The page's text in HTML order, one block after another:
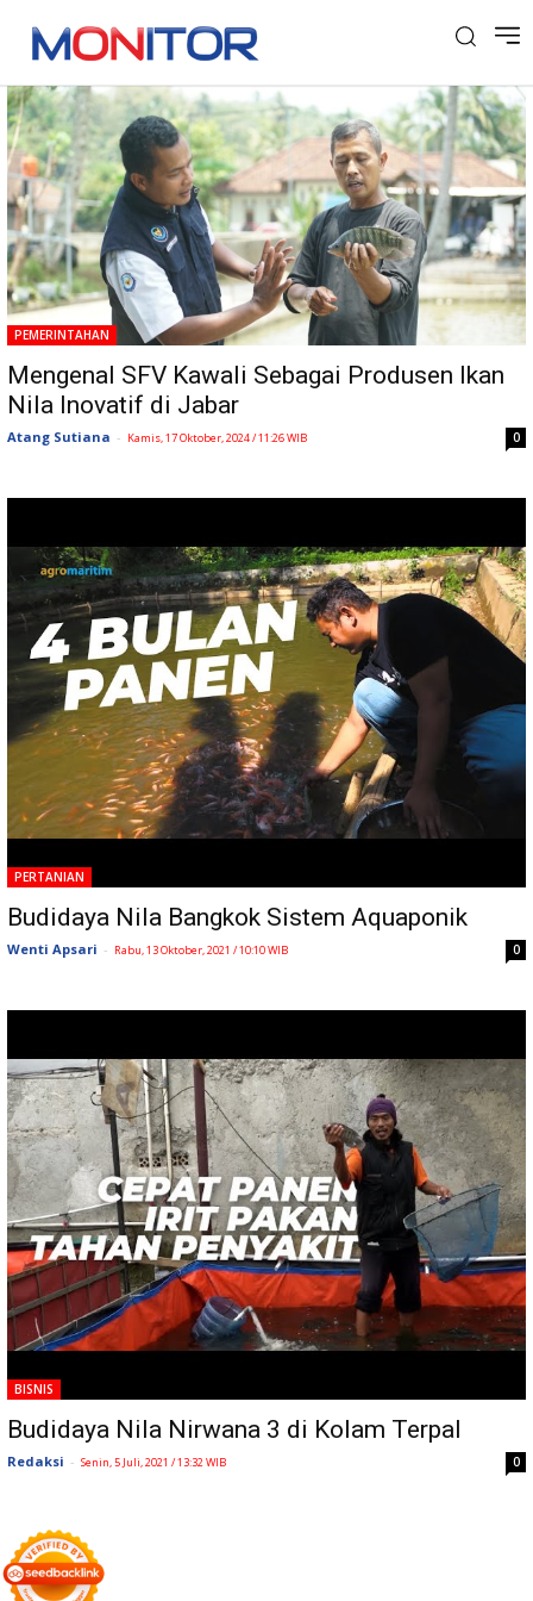
Tag: Ikan Nila
PEMERINTAHAN
Mengenal SFV Kawali Sebagai Produsen Ikan
Nila Inovatif di Jabar
Atang Sutiana - Kamis, 17 Oktober, 2024 / 11:26 WIB 0
PERTANIAN
Budidaya Nila Bangkok Sistem Aquaponik
Wenti Apsari - Rabu, 13 Oktober, 2021 / 10:10 WIB 0
BISNIS
Budidaya Nila Nirwana 3 di Kolam Terpal
Redaksi - Senin, 5 Juli, 2021 / 13:32 WIB 0